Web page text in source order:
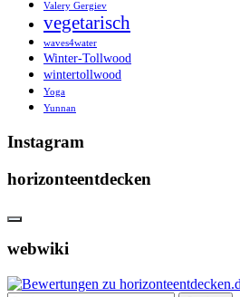
Valery Gergiev
vegetarisch
waves4water
Winter-Tollwood
wintertollwood
Yoga
Yunnan
Instagram
horizonteentdecken
webwiki